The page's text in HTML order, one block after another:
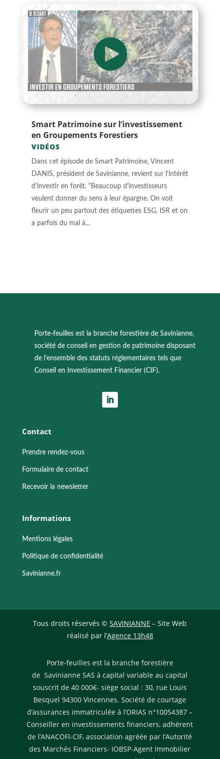
Smart Patrimoine sur l’investissement
en Groupements Forestiers
VIDÉOS
Dans cet épisode de Smart Patrimoine, Vincent
DANIS, président de Savinianne, revient sur l'intérêt
d'investir en forêt. "Beaucoup d'investisseurs
veulent donner du sens à leur épargne. On voit
fleurir un peu partout des étiquettes ESG, ISR et on
a parfois du mal à...
Porte-feuilles est la branche forestière de Savinianne,
société de conseil en gestion de patrimoine disposant
de l’ensemble des statuts réglementaires tels que
Conseil en Investissement Financier (CIF).
Contact
Prendre rendez-vous
Formulaire de contact
Recevoir la newsletter
Informations
Mentions légales
Politique de confidentialité
Savinianne.fr
Tous droits réservés ©SAVINIANNE – Site Web
réalisé par l’Agence 13h48
Porte-feuilles est la branche forestière
de Savinianne SAS à capital variable au capital
souscrit de 40 000€- siège social : 30, rue Louis
Besquel 94300 Vincennes. Société de courtage
d’assurances immatriculée à l’ORIAS n°10054387 –
Conseiller en investissements financiers, adhérent
de l’ANACOFI-CIF, association agréée par l’Autorité
des Marchés Financiers- IOBSP-Agent Immobilier